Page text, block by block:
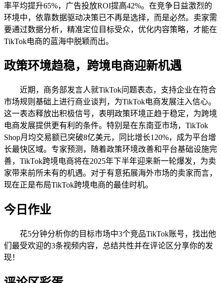
率平均提升65%，广告投放ROI提高42%。在竞争日益激烈的
环境中，依靠数据驱动决策已不再是选择，而是必然。卖家需
要通过数据分析，精准定位目标受众，优化内容策略，才能在
TikTok电商的蓝海中脱颖而出。
政策环境趋稳，跨境电商迎新机遇
近期，商务部发言人就TikTok问题表态，支持企业在符合
市场规则基础上进行商业谈判，为TikTok电商发展注入信心。
这一表态释放出积极信号，表明政策环境正趋于稳定，为跨境
电商发展提供更有利的条件。特别是在东南亚市场，TikTok
Shop月均交易额已突破8亿美元，同比增长120%，成为平台增
长最快区域。专家预测，随着政策环境改善和平台基础设施完
善，TikTok跨境电商将在2025年下半年迎来新一轮爆发，为卖
家带来前所未有的机遇。对于有意拓展海外市场的卖家而言，
现在正是布局TikTok跨境电商的最佳时机。
今日作业
花5分钟分析你的目标市场中3个竞品TikTok账号，找出他
们最受欢迎的3条视频内容，总结共性并在评论区分享你的发
现！